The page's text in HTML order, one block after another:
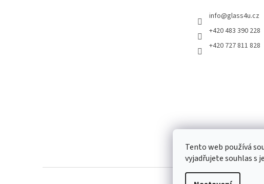
Tento web používá
vyjadřujete souhlas s
info@glass4u.cz
+420 483 390 228
+420 727 811 828